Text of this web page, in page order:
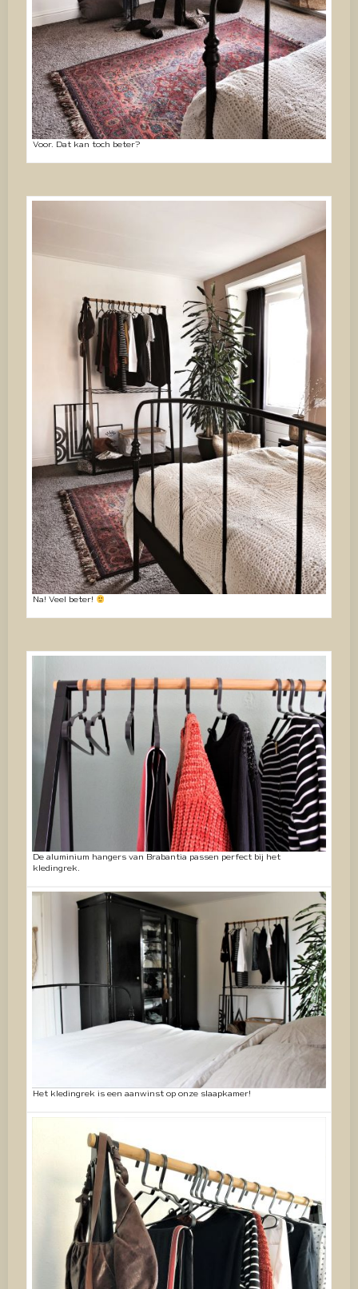
Voor. Dat kan toch beter?
Na! Veel beter!
De aluminium hangers van Brabantia passen perfect bij het
kledingrek.
Het kledingrek is een aanwinst op onze slaapkamer!